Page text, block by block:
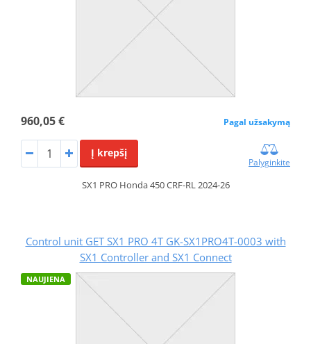
960,05 € Pagal užsakymą
Į krepšį
Palyginkite
SX1 PRO Honda 450 CRF-RL 2024-26
Control unit GET SX1 PRO 4T GK-SX1PRO4T-0003 with
SX1 Controller and SX1 Connect
NAUJIENA